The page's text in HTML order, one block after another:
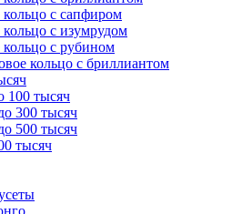
кольцо с сапфиром
кольцо с изумрудом
кольцо с рубином
кольцо с бриллиантом
100 тысяч
300 тысяч
500 тысяч
тысяч